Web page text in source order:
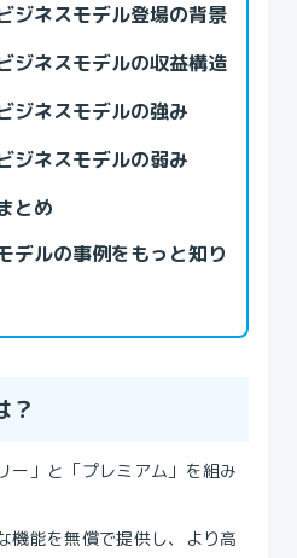
ジネスモデル登場の背景
ジネスモデルの収益構造
ジネスモデルの強み
ジネスモデルの弱み
とめ
デルの事例をもっと知り
？
ー」と「プレミアム」を組み
機能を無償で提供し、より高